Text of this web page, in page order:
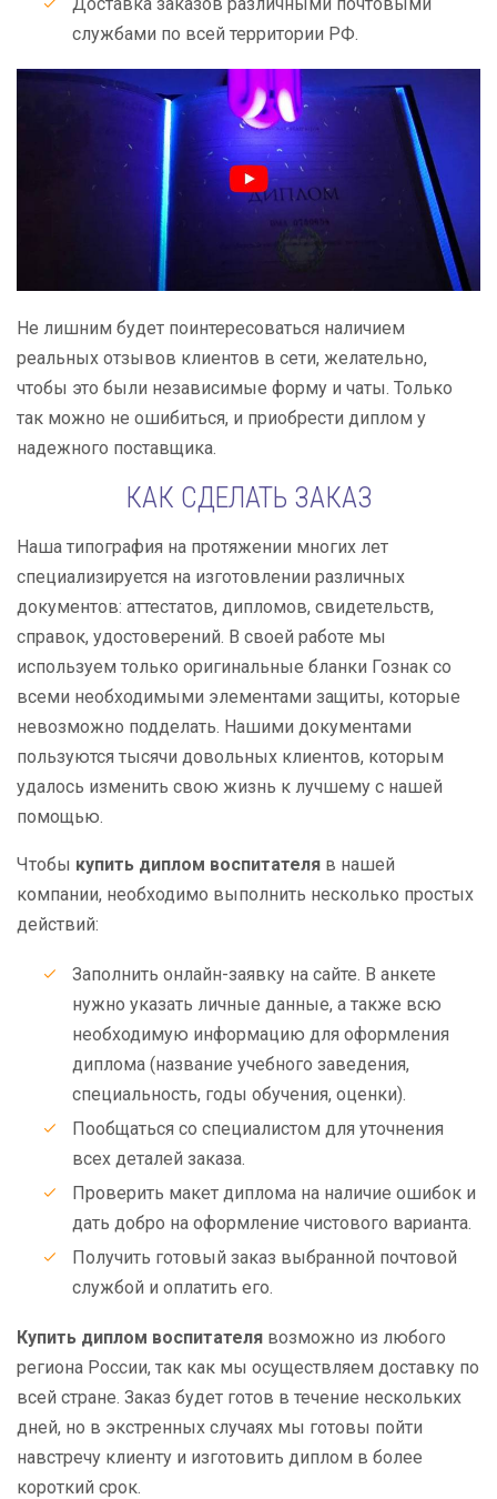
службами по всей территории РФ.
Не лишним будет поинтересоваться наличием
реальных отзывов клиентов в сети, желательно,
чтобы это были независимые форму и чаты. Только
так можно не ошибиться, и приобрести диплом у
надежного поставщика.
КАК СДЕЛАТЬ ЗАКАЗ
Наша типография на протяжении многих лет
специализируется на изготовлении различных
документов: аттестатов, дипломов, свидетельств,
справок, удостоверений. В своей работе мы
используем только оригинальные бланки Гознак со
всеми необходимыми элементами защиты, которые
невозможно подделать. Нашими документами
пользуются тысячи довольных клиентов, которым
удалось изменить свою жизнь к лучшему с нашей
помощью.
Чтобы купить диплом воспитателя в нашей
компании, необходимо выполнить несколько простых
действий:
Заполнить онлайн-заявку на сайте. В анкете
нужно указать личные данные, а также всю
необходимую информацию для оформления
диплома (название учебного заведения,
специальность, годы обучения, оценки).
Пообщаться со специалистом для уточнения
всех деталей заказа.
Проверить макет диплома на наличие ошибок и
дать добро на оформление чистового варианта.
Получить готовый заказ выбранной почтовой
службой и оплатить его.
Купить диплом воспитателя возможно из любого
региона России, так как мы осуществляем доставку по
всей стране. Заказ будет готов в течение нескольких
дней, но в экстренных случаях мы готовы пойти
навстречу клиенту и изготовить диплом в более
короткий срок.